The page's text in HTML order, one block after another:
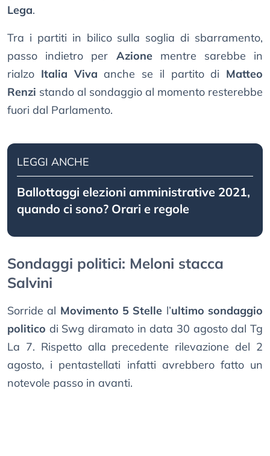
Lega.
Tra i partiti in bilico sulla soglia di sbarramento,
passo indietro per Azionementre sarebbe in
rialzo Italia Viva anche se il partito di Matteo
Renzi stando al sondaggio al momento resterebbe
fuori dal Parlamento.
LEGGI ANCHE
Ballottaggi elezioni amministrative 2021,
quando ci sono? Orari e regole
Sondaggi politici: Meloni stacca
Salvini
Sorride al Movimento 5 Stelle l’ultimo sondaggio
politico di Swg diramato in data 30 agosto dal Tg
La 7. Rispetto alla precedente rilevazione del 2
agosto, i pentastellati infatti avrebbero fatto un
notevole passo in avanti.